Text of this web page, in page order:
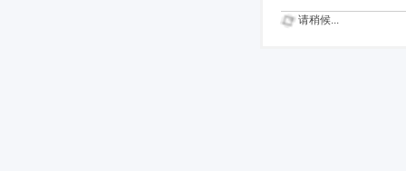
请稍候...